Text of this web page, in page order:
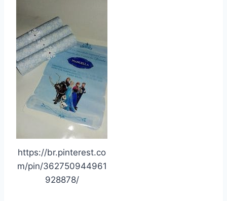
https://br.pinterest.co
m/pin/362750944961
928878/